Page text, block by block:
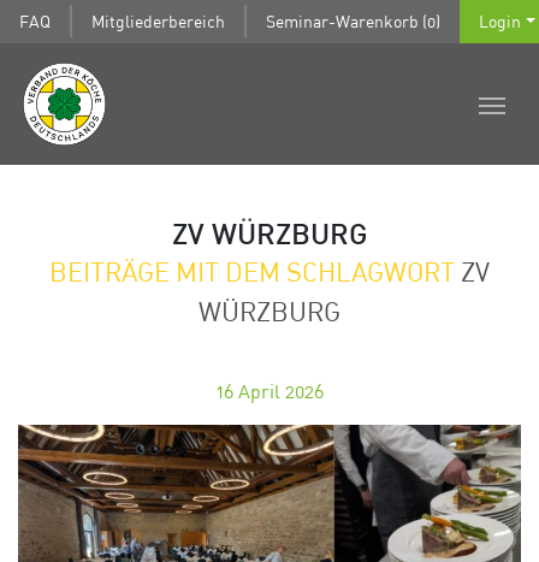
FAQ Mitgliederbereich Seminar-Warenkorb (0) Login
ZV WÜRZBURG
BEITRÄGE MIT DEM SCHLAGWORT ZV
WÜRZBURG
16 April 2026